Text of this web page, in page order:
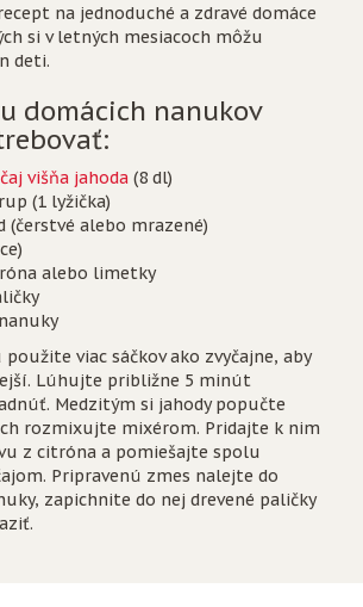
na jednoduché a zdravé domáce
si v letných mesiacoch môžu
deti.
domácich nanukov
višňa jahoda (8 dl)
(1 lyžička)
(čerstvé alebo mrazené)
alebo limetky
viac sáčkov ako zvyčajne, aby
Lúhujte približne 5 minút
Medzitým si jahody popučte
rozmixujte mixérom. Pridajte k nim
z citróna a pomiešajte spolu
Pripravenú zmes nalejte do
zapichnite do nej drevené paličky